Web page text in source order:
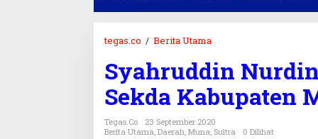
tegas.co / Berita Utama
a
h
r
d
Syahruddin
Sekda Kabupaten
Tegas.co
23 September 2020
Berita Utama, Daerah, Muna, Sultra 0 Dilihat